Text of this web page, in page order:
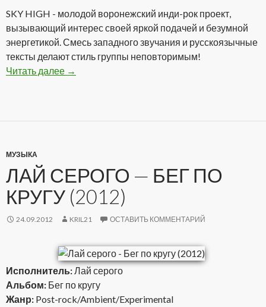
SKY HIGH - молодой воронежский инди-рок проект,
вызывающий интерес своей яркой подачей и безумной
энергетикой. Смесь западного звучания и русскоязычные
тексты делают стиль группы неповторимым!
Читать далее SKY HIGH — Blow Job (2012)
→
МУЗЫКА
ЛАЙ СЕРОГО — БЕГ ПО
КРУГУ (2012)
24.09.2012 KRIL21 ОСТАВИТЬ КОММЕНТАРИЙ
Исполнитель:Лай серого
Альбом: Бег по кругу
Жанр: Post-rock/Ambient/Experimental